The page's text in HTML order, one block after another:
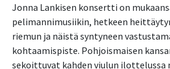
Jonna Lankisen konsertti on
pelimannimusiikin, hetkeen
riemun ja näistä syntyneen
kohtaamispiste. Pohjoismaisen
sekoittuvat kahden viulun ilottelussa